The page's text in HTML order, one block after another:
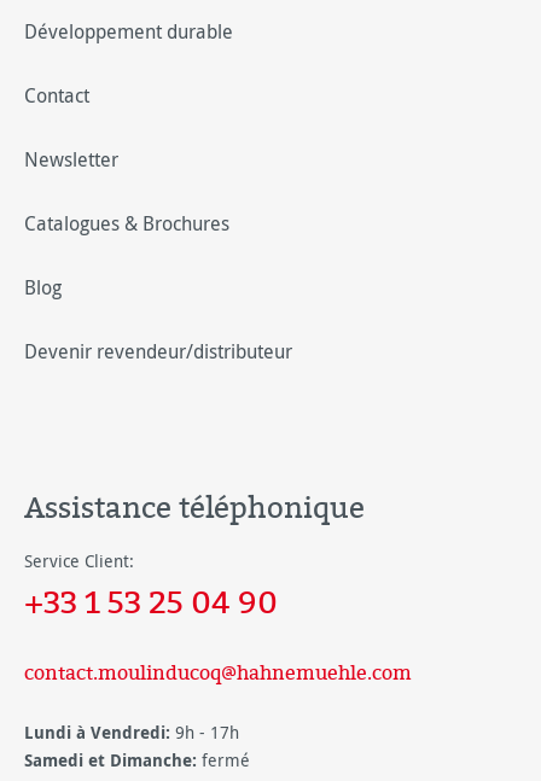
Développement durable
Contact
Newsletter
Catalogues & Brochures
Blog
Devenir revendeur/distributeur
Assistance téléphonique
Service Client:
+33 1 53 25 04 90
contact.moulinducoq@hahnemuehle.com
Lundi à Vendredi: 9h - 17h
Samedi et Dimanche: fermé